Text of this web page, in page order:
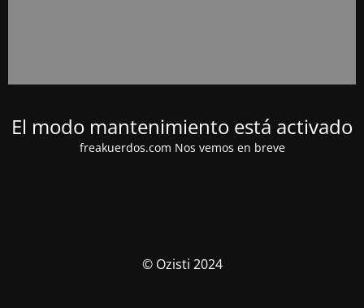
El modo mantenimiento está activado
freakuerdos.com Nos vemos en breve
© Ozisti 2024